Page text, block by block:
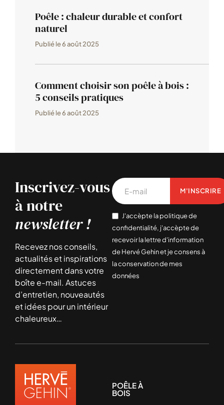
Poêle : chaleur durable et confort
naturel
Publié le6 août 2025
Comment choisir son poêle à bois :
5 conseils pratiques
Publié le6 août 2025
Inscrivez-vous
à notre
newsletter !
Recevez nos conseils,
actualités et inspirations
directement dans votre
boîte e-mail. Astuces
d’entretien, nouveautés
et idées pour un intérieur
chaleureux…
J'accèpte la politique de
confidentialité, j'accèpte de
recevoir la lettre d'information
de Hervé Gehin et je consens à
la conservation de mes
données
M'INSCRIRE
POÊLE À
BOIS